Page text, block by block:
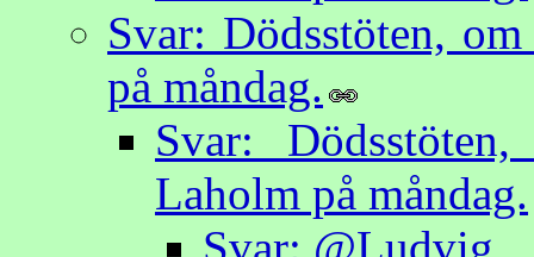
Svar: Dödsstöten,
på måndag.
Svar:
Laholm på måndag.